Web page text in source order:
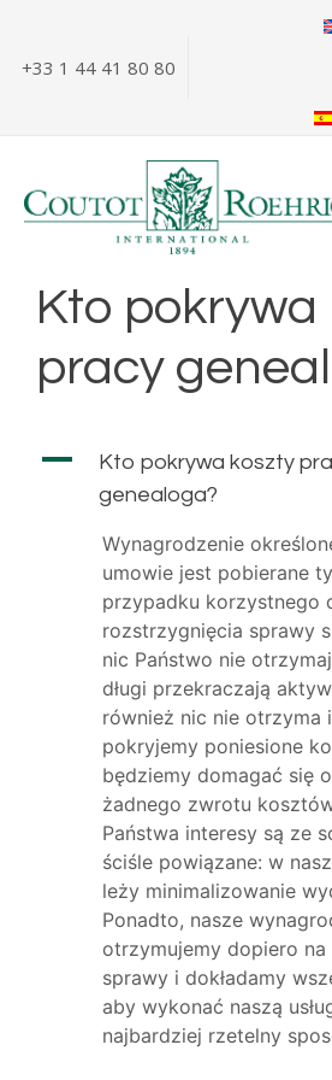
treści+33 1 44 41 80 80
Kto pokrywa
pracy
A
Kto pokrywa koszty
genealoga?
Wynagrodzenie
umowie jest pobierane
przypadku korzystnego
rozstrzygnięcia sprawy
nic Państwo nie
długi przekraczają
również nic nie otrzyma
pokryjemy poniesione
będziemy domagać się
żadnego zwrotu
Państwa interesy są ze
ściśle powiązane: w
leży minimalizowanie
Ponadto, nasze
otrzymujemy dopiero na
sprawy i dokładamy
aby wykonać naszą
najbardziej rzetelny